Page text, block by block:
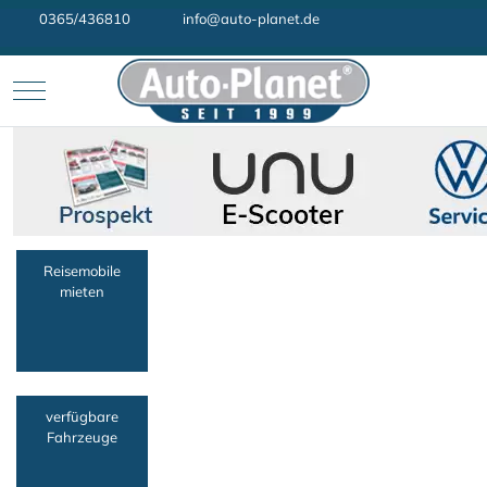
0365/436810 info@auto-planet.de
Mobile Menu Toggle
Reisemobile
mieten
verfügbare
Fahrzeuge